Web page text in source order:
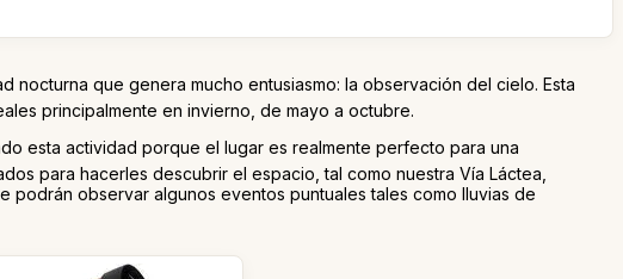
que genera mucho entusiasmo: la observación del cielo. Esta
principalmente en invierno, de mayo a octubre.
esta actividad porque el lugar es realmente perfecto para una
para hacerles descubrir el espacio, tal como nuestra Vía Láctea,
podrán observar algunos eventos puntuales tales como lluvias de